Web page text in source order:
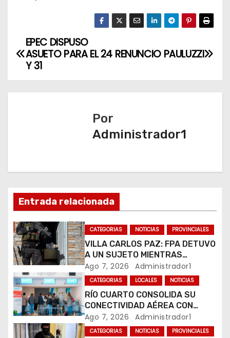
N
v
c
i
ó
n
d
e
e
n
RENUNCIO PAULUZZI
EPEC DISPUSO
ASUETO PARA EL 24
Y 31
Por
Administrador1
Entrada relacionada
CATEGORIAS NOTICIAS PROVINCIALES
VILLA CARLOS PAZ: FPA DETUVO
A UN SUJETO MIENTRAS
COMERCIALIZABA COCAÍNA Y
MARIHUANA EN UNA PLAZA
Ago 7, 2026 Administrador1
CATEGORIAS LOCALES NOTICIAS
RÍO CUARTO CONSOLIDA SU
CONECTIVIDAD AÉREA CON
CUATRO VUELOS SEMANALES A
BUENOS AIRES
Ago 7, 2026 Administrador1
CATEGORIAS NOTICIAS PROVINCIALES